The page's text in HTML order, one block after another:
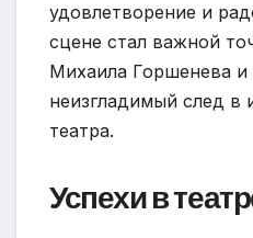
удовлетворение и
сцене стал важной
Михаила Горшенева и
неизгладимый след в
театра.
Успехи в